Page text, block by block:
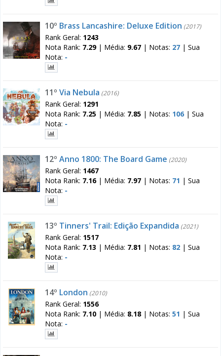
10º Brass Lancashire: Deluxe Edition (2017)
Rank Geral: 1243
Nota Rank: 7.29| Média: 9.67 | Notas: 27 | Sua
Nota: -
11º Via Nebula (2016)
Rank Geral: 1291
Nota Rank: 7.25 | Média: 7.85 | Notas: 106 | Sua
Nota: -
12º Anno 1800: The Board Game (2020)
Rank Geral: 1467
Nota Rank: 7.16| Média: 7.97 | Notas: 71 | Sua
Nota: -
13º Tinners' Trail: Edição Expandida (2021)
Rank Geral: 1517
Nota Rank: 7.13 | Média: 7.81 | Notas: 82 | Sua
Nota: -
14º London (2010)
Rank Geral: 1556
Nota Rank: 7.10 | Média: 8.18 | Notas: 51 | Sua
Nota: -